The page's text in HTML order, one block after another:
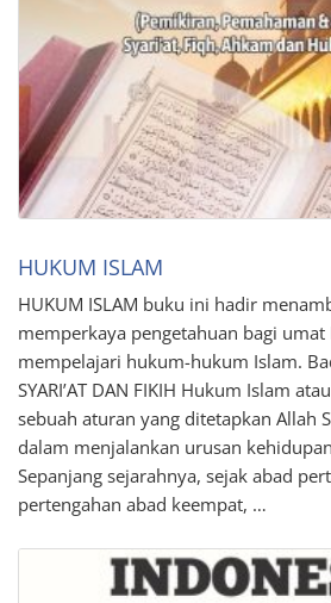
HUKUM ISLAM
HUKUM ISLAM buku ini hadir
memperkaya pengetahuan bagi umat
mempelajari hukum-hukum Islam.
SYARI’AT DAN FIKIH Hukum Islam
sebuah aturan yang ditetapkan Allah
dalam menjalankan urusan
Sepanjang sejarahnya, sejak abad
pertengahan abad keempat, …